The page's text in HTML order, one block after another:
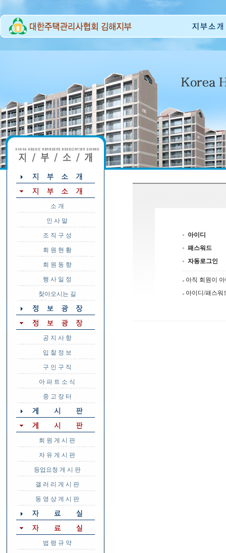
소 개
인 사 말
조 직 구 성
회 원 현 황
회 원 동 향
행 사 일 정
찾아오시는 길
공 지 사 항
입 찰 정 보
구 인 구 직
아 파 트 소 식
중 고 장 터
회 원 게 시 판
자 유 게 시 판
등업요청 게 시 판
갤 러 리 게 시 판
동 영 상 게 시 판
법 령 규 약
아이디
패스워드
자동로그인
아직 회원이
아이디/패스